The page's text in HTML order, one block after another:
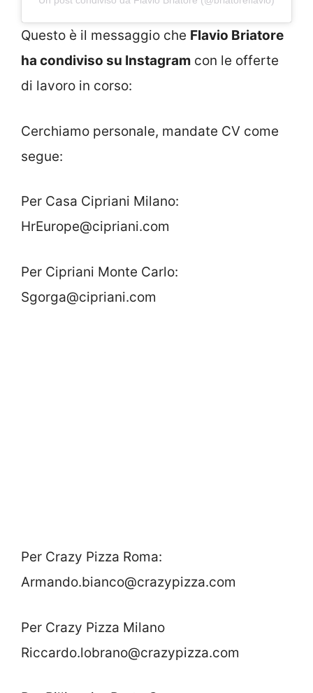
Questo è il messaggio che Flavio Briatore
ha condiviso su Instagram con le offerte
di lavoro in corso:
Cerchiamo personale, mandate CV come
segue:
Per Casa Cipriani Milano:
HrEurope@cipriani.com
Per Cipriani Monte Carlo:
Sgorga@cipriani.com
Per Crazy Pizza Roma:
Armando.bianco@crazypizza.com
Per Crazy Pizza Milano
Riccardo.lobrano@crazypizza.com